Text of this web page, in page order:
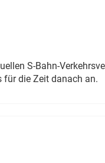
S-Bahn-
für die Zeit danach an.